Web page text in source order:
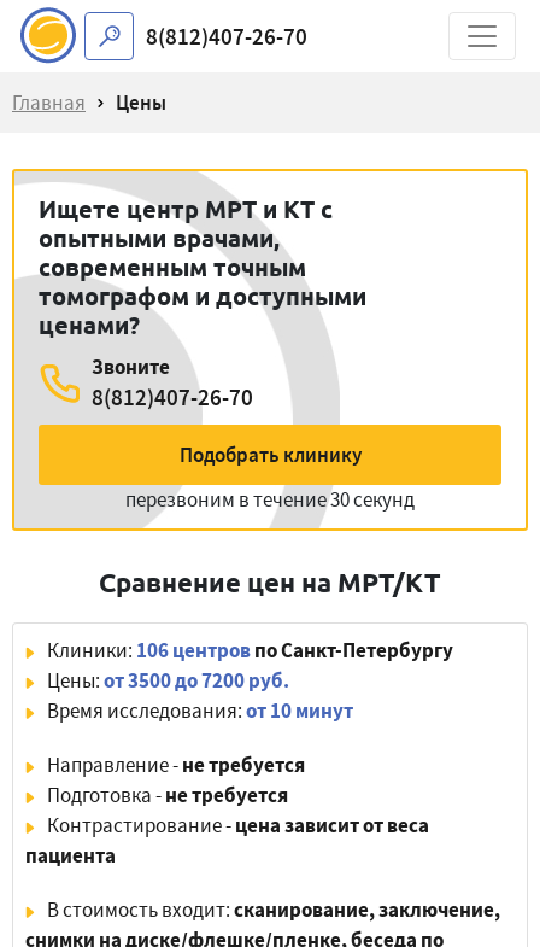
8(812)407-26-70
Главная Цены
Ищете центр МРТ и КТ с
опытными врачами,
современным точным
томографом и доступными
ценами?
Звоните
8(812)407-26-70
Подобрать клинику
перезвоним в течение 30 секунд
Сравнение цен на МРТ/КТ
Клиники: 106 центровпо Санкт-Петербургу
Цены:от 3500 до 7200 руб.
Время исследования:от 10 минут
Направление -не требуется
Подготовка -не требуется
Контрастирование -цена зависит от веса
пациента
В стоимость входит:сканирование, заключение,
снимки на диске/флешке/пленке, беседа по